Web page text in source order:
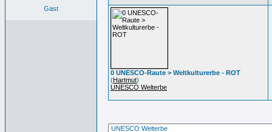
Gast
0 UNESCO-Raute > Weltkulturerbe - ROT
(Hartmut)
UNESCO Welterbe